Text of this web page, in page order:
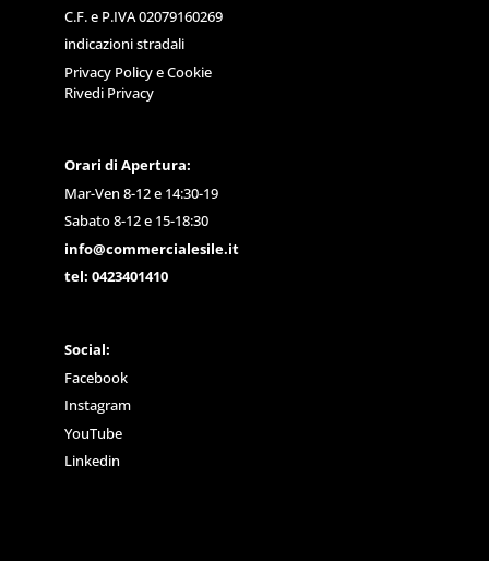
C.F. e P.IVA 02079160269
indicazioni stradali
Privacy PolicyeCookie
Rivedi Privacy
Orari di Apertura:
Mar-Ven 8-12 e 14:30-19
Sabato 8-12 e 15-18:30
info@commercialesile.it
tel: 0423401410
Social:
Facebook
Instagram
YouTube
Linkedin